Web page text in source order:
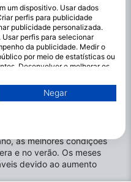
mergulhar nas
de mergulho durante
consoante a estação.
8°C/46°F no inverno e
49-66 pés, mas pode
com as correntes fortes,
o outono. Embora seja
as melhores condições
e no verão. Os meses
devido ao aumento
um dispositivo. Usar dados
perfis para publicidade
publicidade personalizada.
perfis para selecionar
da publicidade. Medir o
por meio de estatísticas ou
Desenvolver e melhorar os
o uso de dados pelo Google
Europeia e enviados para
IAB)
finalidades:
Negar